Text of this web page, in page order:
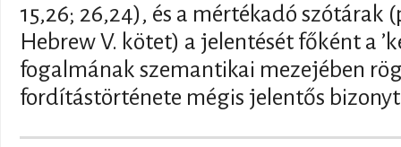
15,26; 26,24), és a mértékadó szótárak
Hebrew V. kötet) a jelentését főként a
fogalmának szemantikai mezejében
fordítástörténete mégis jelentős